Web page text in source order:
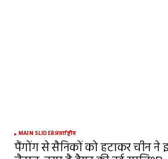
MAIN SLIDERअंतर्राष्ट्रीय
पैंगोंग से सैनिकों को हटाकर चीन ने